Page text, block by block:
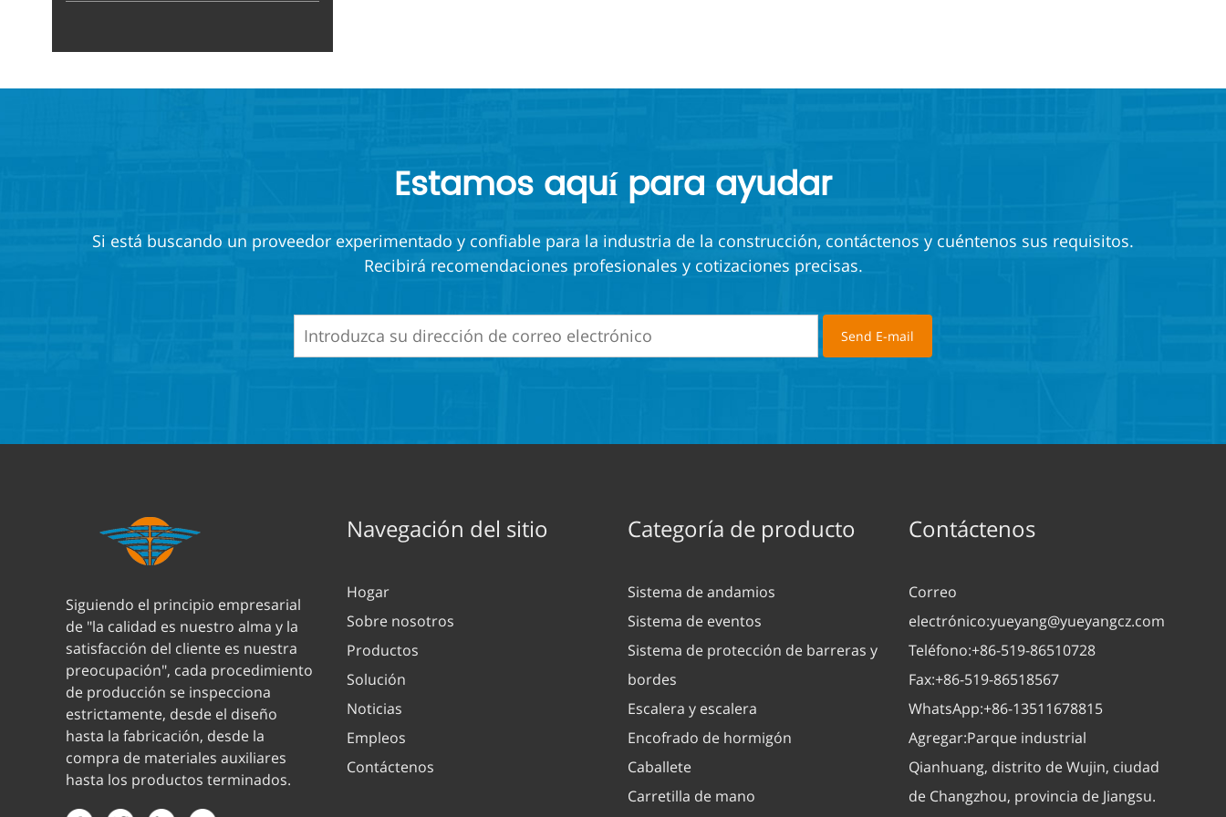
Estamos aquí para ayudar
Si está buscando un proveedor experimentado y confiable para la industria de la construcción, contáctenos y cuéntenos sus requisitos.
Recibirá recomendaciones profesionales y cotizaciones precisas.
Siguiendo el principio empresarial
de "la calidad es nuestro alma y la
satisfacción del cliente es nuestra
preocupación", cada procedimiento
de producción se inspecciona
estrictamente, desde el diseño
hasta la fabricación, desde la
compra de materiales auxiliares
hasta los productos terminados.
Navegación del sitio
Hogar
Sobre nosotros
Productos
Solución
Noticias
Empleos
Contáctenos
Categoría de producto
Sistema de andamios
Sistema de eventos
Sistema de protección de barreras y
bordes
Escalera y escalera
Encofrado de hormigón
Caballete
Carretilla de mano
Contáctenos
Correo
electrónico:yueyang@yueyangcz.com
Teléfono:+86-519-86510728
Fax:+86-519-86518567
WhatsApp:+86-13511678815
Agregar:Parque industrial
Qianhuang, distrito de Wujin, ciudad
de Changzhou, provincia de Jiangsu.